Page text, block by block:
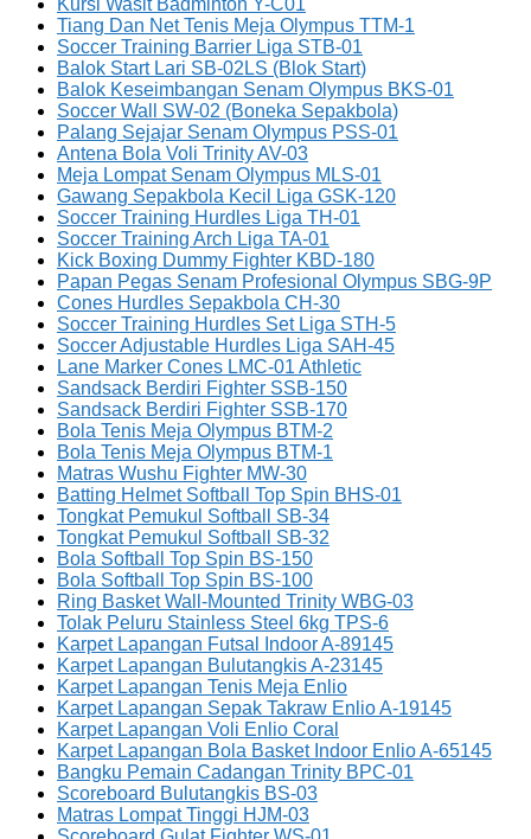
Kursi Wasit Badminton Y-C01
Tiang Dan Net Tenis Meja Olympus TTM-1
Soccer Training Barrier Liga STB-01
Balok Start Lari SB-02LS (Blok Start)
Balok Keseimbangan Senam Olympus BKS-01
Soccer Wall SW-02 (Boneka Sepakbola)
Palang Sejajar Senam Olympus PSS-01
Antena Bola Voli Trinity AV-03
Meja Lompat Senam Olympus MLS-01
Gawang Sepakbola Kecil Liga GSK-120
Soccer Training Hurdles Liga TH-01
Soccer Training Arch Liga TA-01
Kick Boxing Dummy Fighter KBD-180
Papan Pegas Senam Profesional Olympus SBG-9P
Cones Hurdles Sepakbola CH-30
Soccer Training Hurdles Set Liga STH-5
Soccer Adjustable Hurdles Liga SAH-45
Lane Marker Cones LMC-01 Athletic
Sandsack Berdiri Fighter SSB-150
Sandsack Berdiri Fighter SSB-170
Bola Tenis Meja Olympus BTM-2
Bola Tenis Meja Olympus BTM-1
Matras Wushu Fighter MW-30
Batting Helmet Softball Top Spin BHS-01
Tongkat Pemukul Softball SB-34
Tongkat Pemukul Softball SB-32
Bola Softball Top Spin BS-150
Bola Softball Top Spin BS-100
Ring Basket Wall-Mounted Trinity WBG-03
Tolak Peluru Stainless Steel 6kg TPS-6
Karpet Lapangan Futsal Indoor A-89145
Karpet Lapangan Bulutangkis A-23145
Karpet Lapangan Tenis Meja Enlio
Karpet Lapangan Sepak Takraw Enlio A-19145
Karpet Lapangan Voli Enlio Coral
Karpet Lapangan Bola Basket Indoor Enlio A-65145
Bangku Pemain Cadangan Trinity BPC-01
Scoreboard Bulutangkis BS-03
Matras Lompat Tinggi HJM-03